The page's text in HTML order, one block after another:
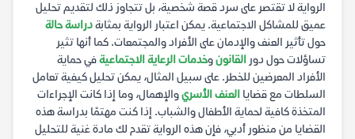
الرواية لا تقتصر على سرد قصة شخصية، بل تتجاوز ذلك لتقديم تحليل
عميق للمشاكل الاجتماعية. يمكن اعتبار الرواية بمثابةدراسة حالة
حول تأثير العنف والإدمان على الأفراد والمجتمعات. كما أنها تثير
تساؤلات حول دور القانونوخدمات الرعاية الاجتماعيةفي حماية
الأفراد المعرضين للخطر. على سبيل المثال، يمكن تحليل كيفية تعامل
السلطات مع قضايا العنف الأسريوالإهمال، وما إذا كانت الإجراءات
المتخذة كافية لحماية الأطفال والشباب. إذا كنت مهتمًا بدراسة هذه
القضايا من منظور أدبي، فإن هذه الرواية تقدم لك مادة غنية للتحليل